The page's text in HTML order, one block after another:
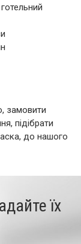
замовити
підібрати
до нашого
їх